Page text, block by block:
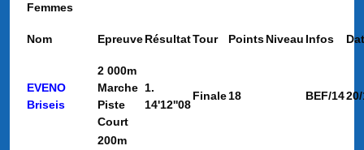
Femmes
Nom EpreuveRésultatTour PointsNiveau Infos
EVENO
Briseis
2 000m
Marche
Piste
Court
1.
14'12''08
Finale18 BEF/14
200m